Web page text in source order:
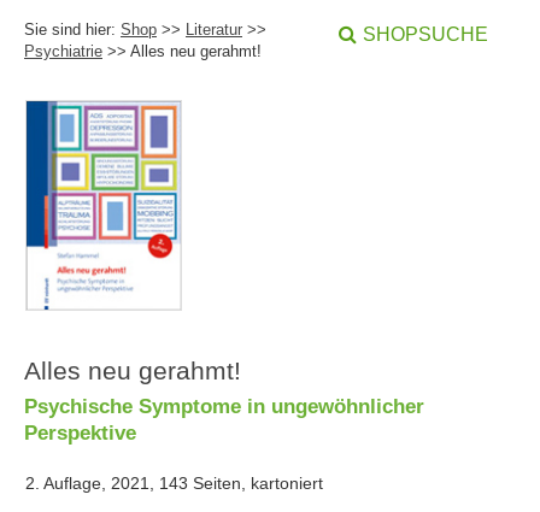
Sie sind hier: Shop >> Literatur >>
Psychiatrie >> Alles neu gerahmt!
SHOPSUCHE
Alles neu gerahmt!
Psychische Symptome in ungewöhnlicher
Perspektive
2. Auflage, 2021, 143 Seiten, kartoniert